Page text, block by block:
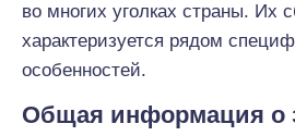
во многих уголках страны. Их
характеризуется рядом
особенностей.
Общая информация о